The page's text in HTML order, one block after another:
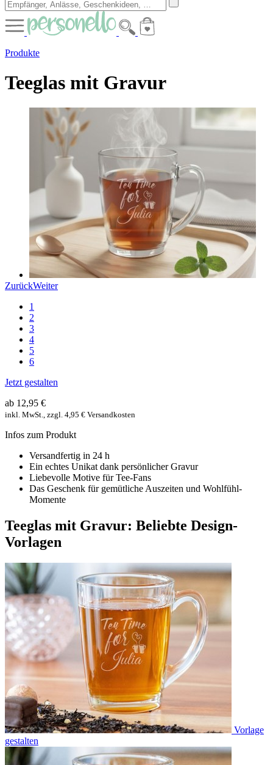
Produkte
Teeglas mit Gravur
ZurückWeiter
1
2
3
4
5
6
Jetzt gestalten
ab 12,95 €
inkl. MwSt., zzgl. 4,95 € Versandkosten
Infos zum Produkt
Versandfertig in 24 h
Ein echtes Unikat dank persönlicher Gravur
Liebevolle Motive für Tee-Fans
Das Geschenk für gemütliche Auszeiten und Wohlfühl-
Momente
Teeglas mit Gravur: Beliebte Design-
Vorlagen
Vorlage
gestalten